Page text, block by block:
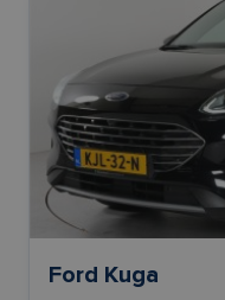
Ford Kuga